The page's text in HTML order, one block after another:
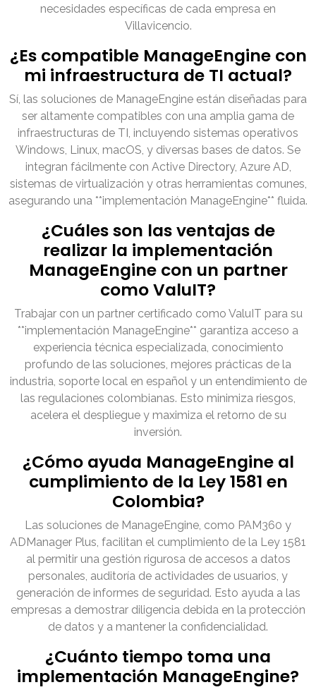
necesidades específicas de cada empresa en
Villavicencio.
¿Es compatible ManageEngine con
mi infraestructura de TI actual?
Sí, las soluciones de ManageEngine están diseñadas para
ser altamente compatibles con una amplia gama de
infraestructuras de TI, incluyendo sistemas operativos
Windows, Linux, macOS, y diversas bases de datos. Se
integran fácilmente con Active Directory, Azure AD,
sistemas de virtualización y otras herramientas comunes,
asegurando una **implementación ManageEngine** fluida.
¿Cuáles son las ventajas de
realizar la implementación
ManageEngine con un partner
como ValuIT?
Trabajar con un partner certificado como ValuIT para su
**implementación ManageEngine** garantiza acceso a
experiencia técnica especializada, conocimiento
profundo de las soluciones, mejores prácticas de la
industria, soporte local en español y un entendimiento de
las regulaciones colombianas. Esto minimiza riesgos,
acelera el despliegue y maximiza el retorno de su
inversión.
¿Cómo ayuda ManageEngine al
cumplimiento de la Ley 1581 en
Colombia?
Las soluciones de ManageEngine, como PAM360 y
ADManager Plus, facilitan el cumplimiento de la Ley 1581
al permitir una gestión rigurosa de accesos a datos
personales, auditoría de actividades de usuarios, y
generación de informes de seguridad. Esto ayuda a las
empresas a demostrar diligencia debida en la protección
de datos y a mantener la confidencialidad.
¿Cuánto tiempo toma una
implementación ManageEngine?